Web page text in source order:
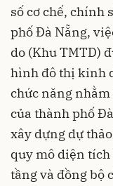
số cơ chế, chính
phố Đà Nẵng,
do (Khu TMTD)
hình đô thị kinh
chức năng
của thành phố
xây dựng dự
quy mô diện
tầng và đồng bộ